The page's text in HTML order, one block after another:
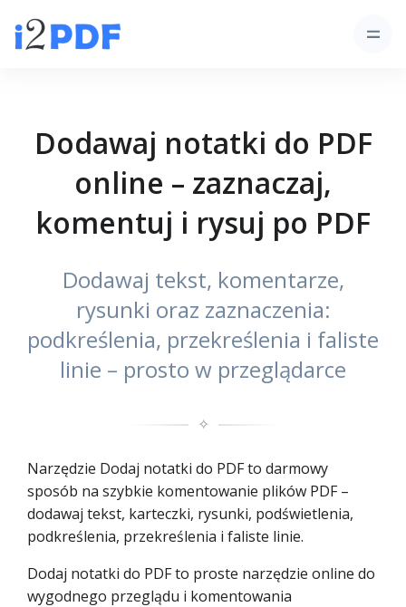
Dodawaj notatki do PDF
online – zaznaczaj,
komentuj i rysuj po PDF
Dodawaj tekst, komentarze,
rysunki oraz zaznaczenia:
podkreślenia, przekreślenia i faliste
linie – prosto w przeglądarce
✧
Narzędzie Dodaj notatki do PDF to darmowy
sposób na szybkie komentowanie plików PDF –
dodawaj tekst, karteczki, rysunki, podświetlenia,
podkreślenia, przekreślenia i faliste linie.
Dodaj notatki do PDF to proste narzędzie online do
wygodnego przeglądu i komentowania